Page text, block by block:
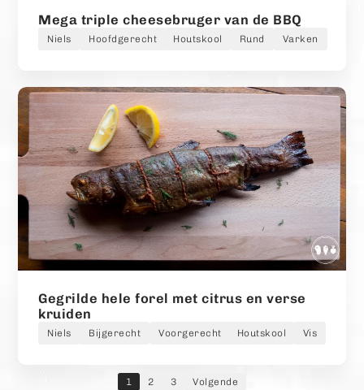
Mega triple cheesebruger van de BBQ
Niels Hoofdgerecht Houtskool Rund Varken
Gegrilde hele forel met citrus en verse
kruiden
Niels Bijgerecht Voorgerecht Houtskool Vis
1 2 3 Volgende